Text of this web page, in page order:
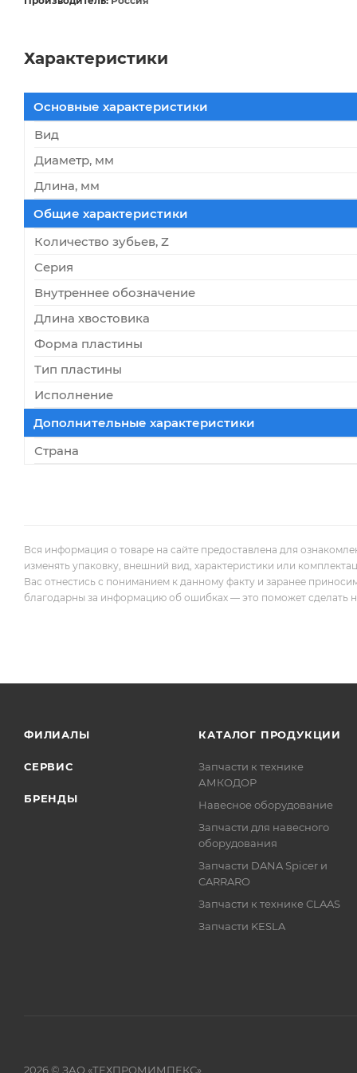
Характеристики
Основные характеристики
Вид
Диаметр, мм
Длина, мм
Общие характеристики
Количество зубьев, Z
Серия
Внутреннее обозначение
Длина хвостовика
Форма пластины
Тип пластины
Исполнение
Дополнительные характеристики
Страна
Вся информация о товаре на сайте предоставлена для
изменять упаковку, внешний вид, характеристики или
Вас отнестись с пониманием к данному факту и заранее
благодарны за информацию об ошибках — это поможет сделать
ФИЛИАЛЫ
СЕРВИС
БРЕНДЫ
КАТАЛОГ ПРОДУКЦИИ
Запчасти к технике
АМКОДОР
Навесное оборудование
Запчасти для навесного
оборудования
Запчасти DANA Spicer и
CARRARO
Запчасти к технике CLAAS
Запчасти KESLA
2026 © ЗАО «ТЕХПРОМИМПЕКС»